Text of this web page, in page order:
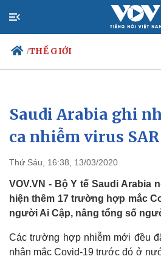
/THẾ GIỚI
Chính trị
Tổ chức nhân sự
Nhận diện sự thật
Xã
Tin
Dự
Saudi Arabia ghi
ca nhiễm virus
Thứ Sáu, 16:38, 13/03/2020
VOV.VN - Bộ Y tế Saudi Arabia
hiện thêm 17 trường hợp mắc
người Ai Cập, nâng tổng số
Các trường hợp nhiễm mới đều
nhân mắc Covid-19 trước đó ở